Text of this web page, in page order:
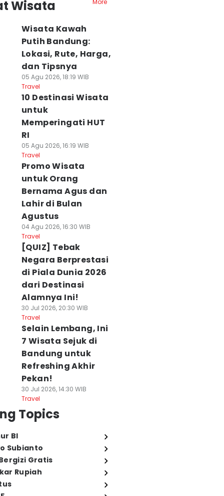
Wisata
More
Wisata Kawah
Putih Bandung:
Lokasi, Rute, Harga,
dan Tipsnya
05 Agu 2026, 18:19 WIB
Travel
10 Destinasi Wisata
untuk
Memperingati HUT
RI
05 Agu 2026, 16:19 WIB
Travel
Promo Wisata
untuk Orang
Bernama Agus dan
Lahir di Bulan
Agustus
04 Agu 2026, 16:30 WIB
Travel
[QUIZ] Tebak
Negara Berprestasi
di Piala Dunia 2026
dari Destinasi
Alamnya Ini!
30 Jul 2026, 20:30 WIB
Travel
Selain Lembang, Ini
7 Wisata Sejuk di
Bandung untuk
Refreshing Akhir
Pekan!
30 Jul 2026, 14:30 WIB
Travel
Topics
BI
Subianto
Gratis
Rupiah